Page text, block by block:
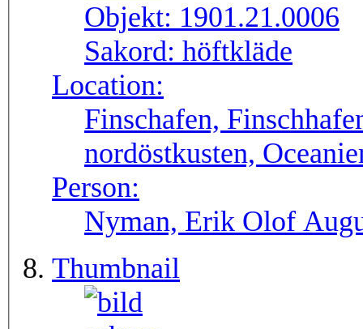
Objekt: 1901.21.0006
Sakord: höftkläde
Location:
Finschafen,
nordöstkusten,
Person:
Nyman, Erik Olof
Thumbnail